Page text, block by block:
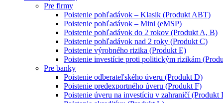
Pre firmy
Poistenie pohľadávok – Klasik (Produkt ABT)
Poistenie pohľadávok – Mini (eMSP)
Poistenie pohľadávok do 2 rokov (Produkt A, B)
Poistenie pohľadávok nad 2 roky (Produkt C)
Poistenie výrobného rizika (Produkt E)
Poistenie investície proti politickým rizikám
Pre banky
Poistenie odberateľského úveru (Produkt D)
Poistenie predexportného úveru (Produkt F)
Poistenie úveru na investíciu v zahraničí (Produkt